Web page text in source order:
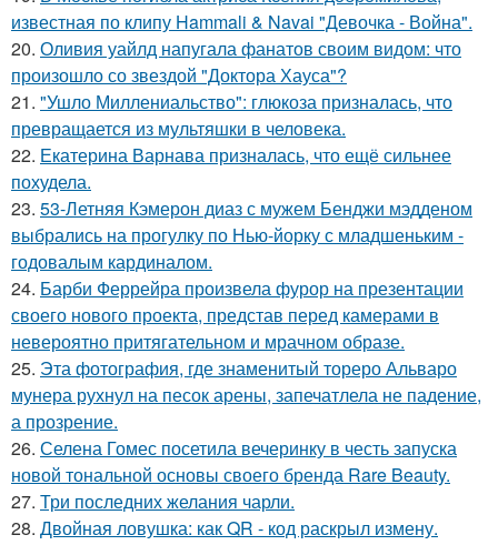
известная по клипу Hammali & Navai "Девочка - Война".
20. Оливия уайлд напугала фанатов своим видом: что
произошло со звездой "Доктора Хауса"?
21. "Ушло Миллениальство": глюкоза призналась, что
превращается из мультяшки в человека.
22. Екатерина Варнава призналась, что ещё сильнее
похудела.
23. 53-Летняя Кэмерон диаз с мужем Бенджи мэдденом
выбрались на прогулку по Нью-йорку с младшеньким -
годовалым кардиналом.
24. Барби Феррейра произвела фурор на презентации
своего нового проекта, представ перед камерами в
невероятно притягательном и мрачном образе.
25. Эта фотография, где знаменитый тореро Альваро
мунера рухнул на песок арены, запечатлела не падение,
а прозрение.
26. Селена Гомес посетила вечеринку в честь запуска
новой тональной основы своего бренда Rare Beauty.
27. Три последних желания чарли.
28. Двойная ловушка: как QR - код раскрыл измену.